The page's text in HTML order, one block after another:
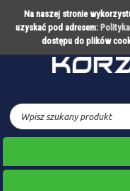
Na naszej stronie
uzyskać pod adresem:
dostępu do plików
Partner